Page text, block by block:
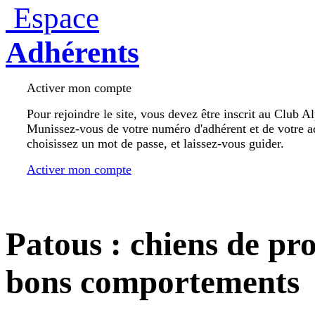
Espace
Adhérents
Activer mon compte
Pour rejoindre le site, vous devez être inscrit au Club
Munissez-vous de votre numéro d'adhérent et de votre
choisissez un mot de passe, et laissez-vous guider.
Activer mon compte
Patous : chiens de
bons comportements